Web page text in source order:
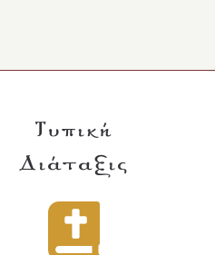
Τυπική
Διάταξις